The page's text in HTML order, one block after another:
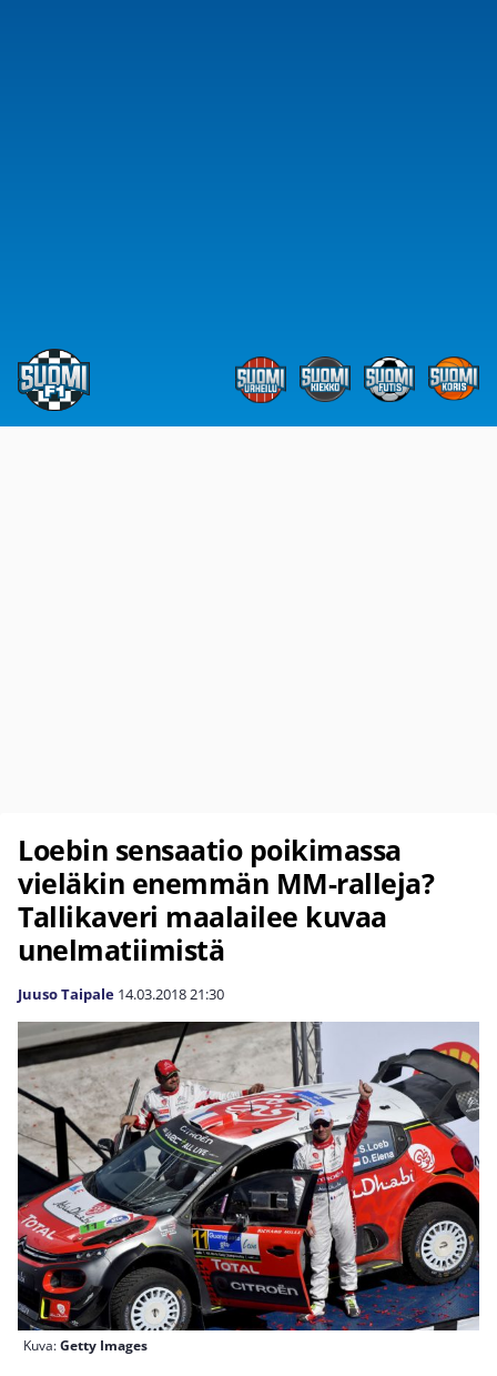
Loebin sensaatio poikimassa
vieläkin enemmän MM-ralleja?
Tallikaveri maalailee kuvaa
unelmatiimistä
Juuso Taipale 14.03.201821:30
Kuva:Getty Images